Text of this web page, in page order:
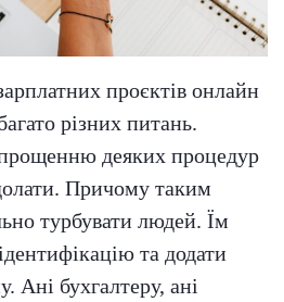
проєктів онлайн
різних питань.
деяких процедур
Причому таким
турбувати людей. Їм
та додати
Ані бухгалтеру, ані